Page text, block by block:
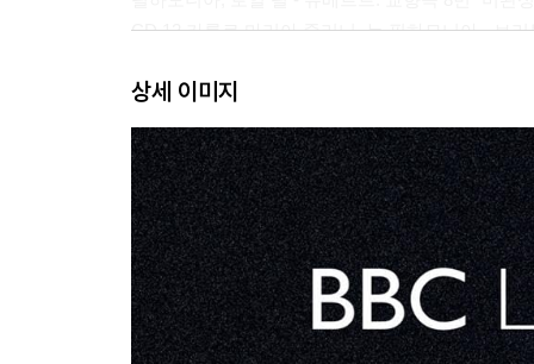
CD 12 카를로 마리아 줄리니, 뉴 필하모니아 - 브
CD 14 예프게니 스베틀라노프, 런던 심포니 - 림
CD 15-16 조지 셀, 뉴 필하모니아 - 베토벤: 교향곡
CD 17 데니스 브레인 - 모차르트: 호른 협주곡 3번
CD 18 루돌프 켐페, 에디트 파이네만, BBC 심포
CD 19 폴 토르틀리에, BBC 심포니 - 엘가: 첼로 협
CD 20 루돌프 제르킨 - 베토벤: 피아노 소나타 29
상세 이미지